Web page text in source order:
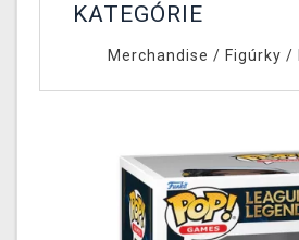
KATEGÓRIE
Merchandise / Figúrky /